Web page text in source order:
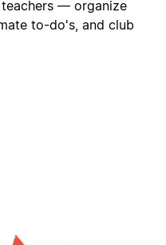
— organize
to-do's, and club